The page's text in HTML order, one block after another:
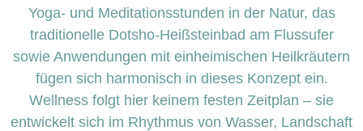
Yoga- und Meditationsstunden in der Natur, das
traditionelle Dotsho-Heißsteinbad am Flussufer
sowie Anwendungen mit einheimischen Heilkräutern
fügen sich harmonisch in dieses Konzept ein.
Wellness folgt hier keinem festen Zeitplan – sie
entwickelt sich im Rhythmus von Wasser, Landschaft